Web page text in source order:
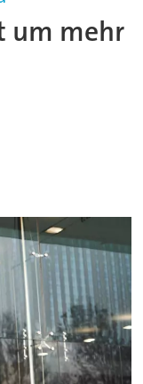
um mehr